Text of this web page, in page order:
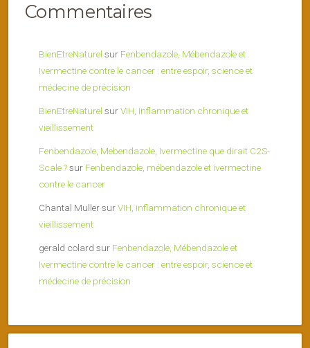
Commentaires
BienEtreNaturel sur Fenbendazole, Mébendazole et
Ivermectine contre le cancer : entre espoir, science et
médecine de précision
BienEtreNaturel surVIH, inflammation chronique et
vieillissement
Fenbendazole, Mebendazole, Ivermectine que dirait C2S-
Scale ?sur Fenbendazole, mébendazole et ivermectine
contre le cancer
Chantal MullersurVIH, inflammation chronique et
vieillissement
gerald colard sur Fenbendazole, Mébendazole et
Ivermectine contre le cancer : entre espoir, science et
médecine de précision